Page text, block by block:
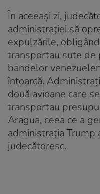
În aceeaşi zi,
administraţiei să
expulzările,
transportau sute de
bandelor
întoarcă.
două avioane care
transportau
Aragua, ceea ce a
administraţia Trump
judecătoresc.